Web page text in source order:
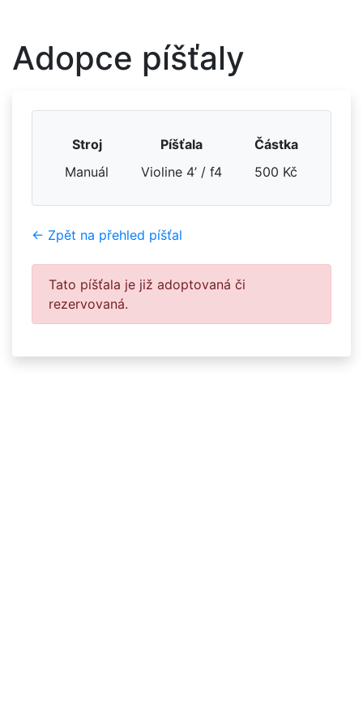
Adopce píšťaly
Stroj Píšťala
Částka
Manuál
Violine 4’ / f4 500 Kč
← Zpět na přehled píšťal
Tato píšťala je již adoptovaná či
rezervovaná.